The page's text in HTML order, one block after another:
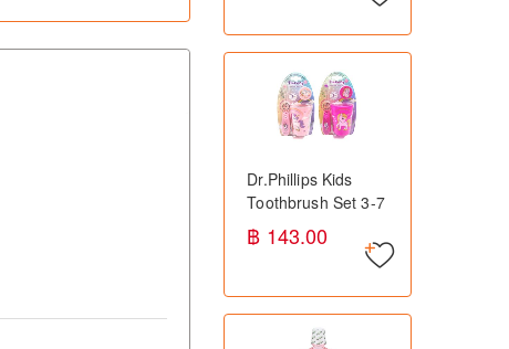
Dr.Phillips Kids
Toothbrush Set 3-7
Years ชุดแปรงสีฟัน
เด็ก พร้อมแก้วและฝา
฿ 143.00